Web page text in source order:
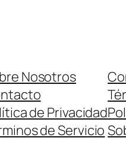
Nosotros
de Privacidad
de Servicio